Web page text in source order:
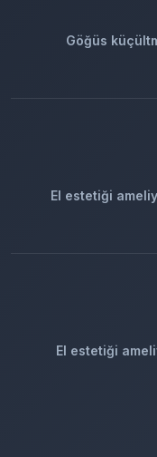
Göğüs
El estetiği
El estetiği